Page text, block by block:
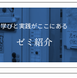
学びと実践がここにある
ゼミ紹介